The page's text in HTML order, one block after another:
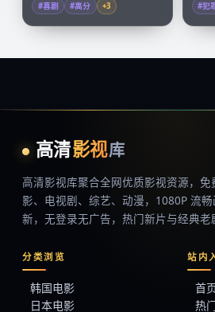
#喜剧 #高分 +3 #犯
高清影视库
高清影视库聚合全网优质影视资源， 免
影、电视剧、综艺、动漫，1080P 流
新，无登录无广告，热门新片与经典老
分类浏览
韩国电影
日本电影
站内
首
热